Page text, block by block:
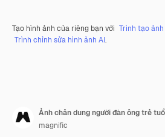
Tạo hình ảnh của riêng bạn với Trình tạo ảnh
Trình chỉnh sửa hình ảnh AI.
Ảnh chân dung người đàn ông trẻ
magnific